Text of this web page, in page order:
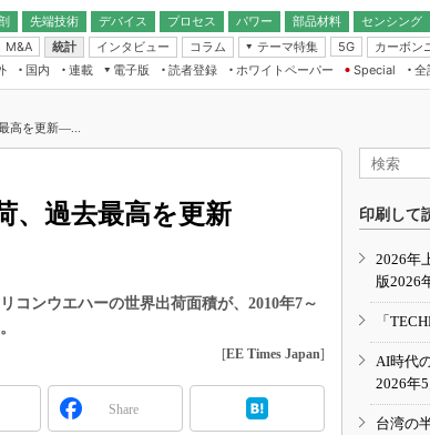
先端技術
デバイス
プロセス パワー 部品材料 センシング
無線
M&A 統計 インタビュー コラム
テーマ特集
フィジカルAI
読者調査（EE Times Research）
電源設計（EDN Japan）
5G カーボン
IoT・エッジコンピュー
EXPO
TECHNO-FRONTIER
人とくるま展
国内
連載
イバ
10年
電子版
読者登録 ホワイトペーパー
Special
全
高を更新―...
、過去最高を更新
コンウエハーの世界出荷面積が、2010年7～
[EE Times Japan]
Share
印刷して
2026年
版2026
「
AI時代
2026年
台湾の